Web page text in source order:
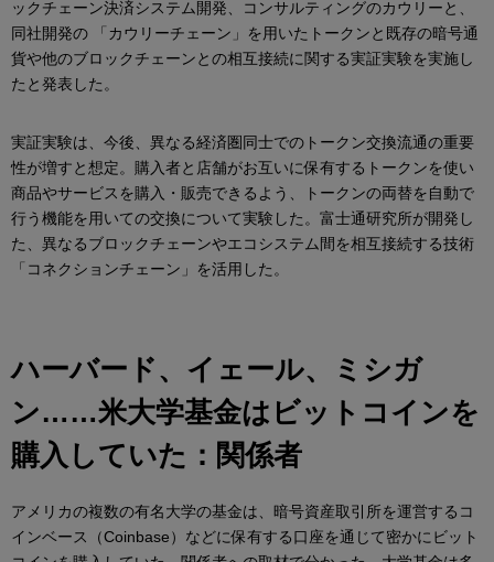
ックチェーン決済システム開発、コンサルティングのカウリーと、
同社開発の 「カウリーチェーン」を用いたトークンと既存の暗号通
貨や他のブロックチェーンとの相互接続に関する実証実験を実施し
たと発表した。
実証実験は、今後、異なる経済圏同士でのトークン交換流通の重要
性が増すと想定。購入者と店舗がお互いに保有するトークンを使い
商品やサービスを購入・販売できるよう、トークンの両替を自動で
行う機能を用いての交換について実験した。富士通研究所が開発し
た、異なるブロックチェーンやエコシステム間を相互接続する技術
「コネクションチェーン」を活用した。
ハーバード、イェール、ミシガ
ン……米大学基金はビットコインを
購入していた：関係者
アメリカの複数の有名大学の基金は、暗号資産取引所を運営するコ
インベース（Coinbase）などに保有する口座を通じて密かにビット